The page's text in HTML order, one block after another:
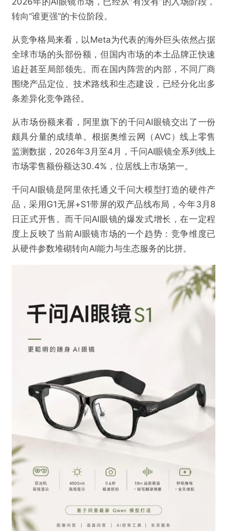
转向“谁更强”的卡位阶段。
从竞争格局来看，以Meta为代表的海外巨头依然占据
全球市场的头部份额，但国内市场的本土品牌正快速
追赶甚至局部领先。而在国内阵营的内部，不同厂商
围绕产品定位、技术路线和生态建设，已经分化出多
条差异化竞争路径。
从市场份额来看，阿里旗下的千问AI眼镜交出了一份
颇具分量的成绩单。根据奥维云网（AVC）线上零售
监测数据，2026年3月至4月，千问AI眼镜全系列线上
市场零售额份额达30.4%，位居线上市场第一。
千问AI眼镜是阿里依托通义千问大模型打造的硬件产
品，采用G1无屏+S1带屏的双产品线布局，今年3月8
日正式开售。而千问AI眼镜的爆发式增长，在一定程
度上反映了当前AI眼镜市场的一个趋势：竞争维度已
从硬件参数堆砌转向AI能力与生态服务的比拼。